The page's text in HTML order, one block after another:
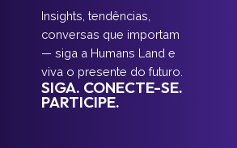
Insights, tendências,
conversas que importam
— siga a Humans Land e
viva o presente do futuro.
SIGA. CONECTE-SE.
PARTICIPE.